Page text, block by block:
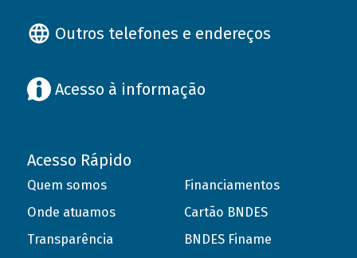
Outros telefones e endereços
Acesso à informação
Acesso Rápido
Quem somos
Onde atuamos
Transparência
Financiamentos
Cartão BNDES
BNDES Finame